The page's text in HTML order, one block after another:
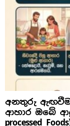
අනතුරු
ආහාර ඔබේ
processed